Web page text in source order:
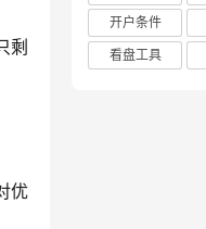
剩
优
开户条件
看盘工具